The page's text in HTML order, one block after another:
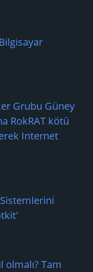
Grubu Güney
RokRAT kötü
Internet
olmalı? Tam